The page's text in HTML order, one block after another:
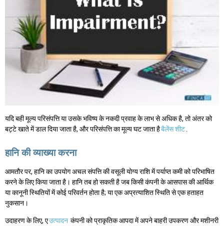
यदि बही मूल्य परिसंपत्ति या उसके भविष्य के नकदी प्रवाह के लाभ से अधिक है, तो अंतर को
बट्टे खाते में डाल दिया जाता है, और परिसंपत्ति का मूल्य घट जाता हैबैलेंस शीट
हानि की व्याख्या करना
आमतौर पर, हानि का उपयोग अचल संपत्ति की वसूली योग्य राशि में पर्याप्त कमी को परिभाषित
करने के लिए किया जाता है। हानि तब हो सकती है जब किसी कंपनी के आसपास की आर्थिक
या कानूनी स्थितियों में कोई परिवर्तन होता है; या एक अप्रत्याशित स्थिति से एक हताहत
नुकसान।
उदाहरण के लिए, एउत्पादन कंपनी को प्राकृतिक आपदा में अपने बाहरी उपकरण और मशीनरी